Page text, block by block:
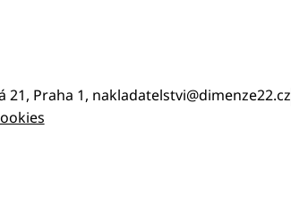
Praha 1, nakladatelstvi@dimenze22.cz